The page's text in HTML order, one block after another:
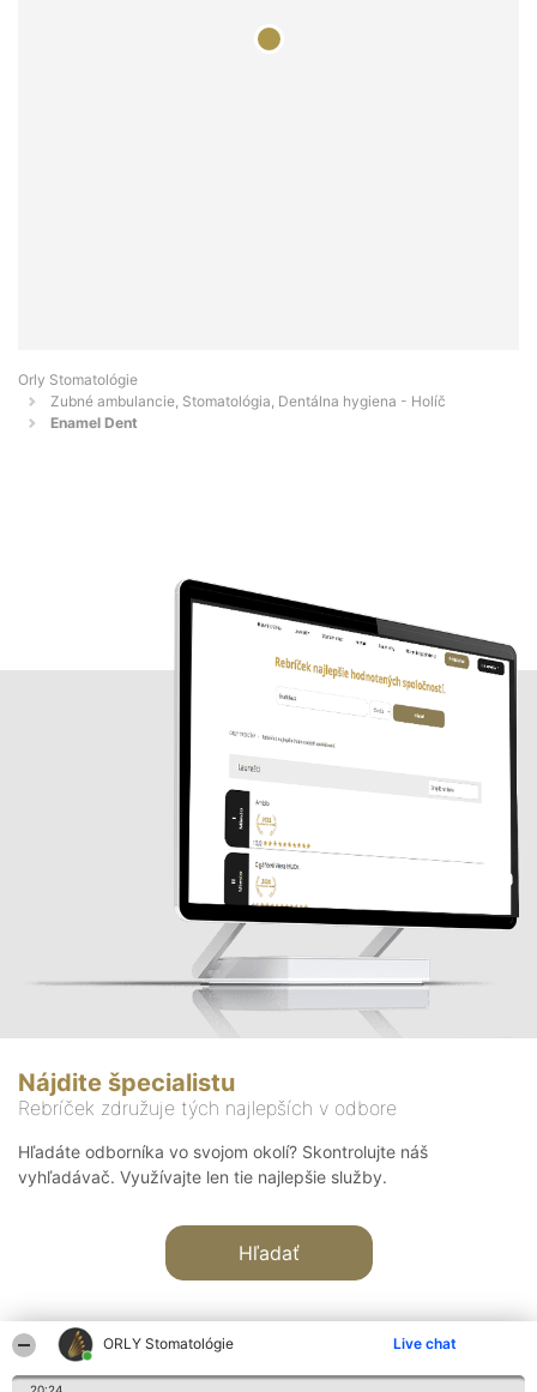
ORLY Stomatológie Live chat
Orly Stomatológie
Zubné ambulancie, Stomatológia, Dentálna hygiena - Holíč
Enamel Dent
Nájdite špecialistu
Rebríček združuje tých najlepších v odbore
Hľadáte odborníka vo svojom okolí? Skontrolujte náš
vyhľadávač. Využívajte len tie najlepšie služby.
Hľadať